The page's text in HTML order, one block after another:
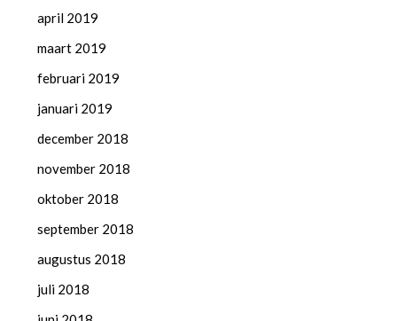
april 2019
maart 2019
februari 2019
januari 2019
december 2018
november 2018
oktober 2018
september 2018
augustus 2018
juli 2018